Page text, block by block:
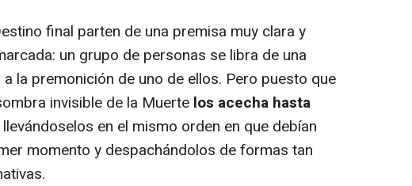
final parten de una premisa muy clara y
un grupo de personas se libra de una
la premonición de uno de ellos. Pero puesto que
invisible de la Muerte los acecha hasta
llevándoselos en el mismo orden en que debían
momento y despachándolos de formas tan